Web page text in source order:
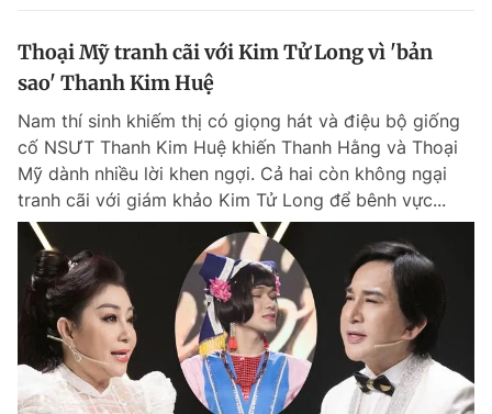
Thoại Mỹ tranh cãi với Kim Tử Long vì 'bản
sao' Thanh Kim Huệ
Nam thí sinh khiếm thị có giọng hát và điệu bộ giống
cố NSƯT Thanh Kim Huệ khiến Thanh Hằng và Thoại
Mỹ dành nhiều lời khen ngợi. Cả hai còn không ngại
tranh cãi với giám khảo Kim Tử Long để bênh vực...